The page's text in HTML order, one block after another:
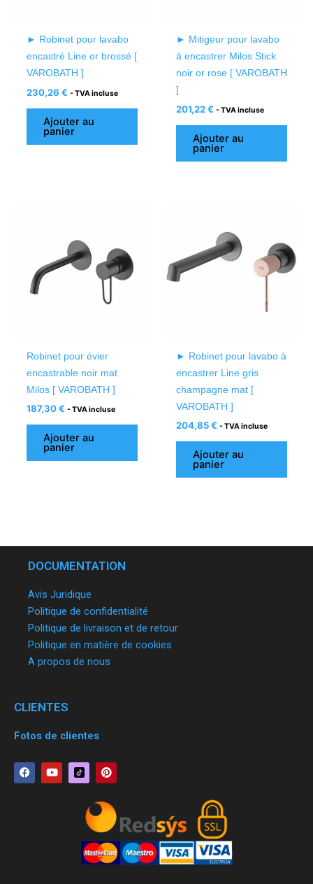
► Robinet pour lavabo
encastré Line or brossé [
VAROBATH ]
230,26 € - TVA incluse
Ajouter au
panier
► Mitigeur pour lavabo
à encastrer Milos Stick
noir or rose [ VAROBATH
]
201,22€ - TVA incluse
Ajouter au
panier
Robinet pour évier
encastrable noir mat
Milos [ VAROBATH ]
187,30€ - TVA incluse
Ajouter au
panier
► Robinet pour lavabo à
encastrer Line gris
champagne mat [
VAROBATH ]
204,85€ - TVA incluse
Ajouter au
panier
DOCUMENTATION
Avis Juridique
Politique de confidentialité
Politique de livraison et de retour
Politique en matière de cookies
A propos de nous
CLIENTES
Fotos de clientes
F
a
c
Y
o
u
P
i
n
t
e
e
s
t